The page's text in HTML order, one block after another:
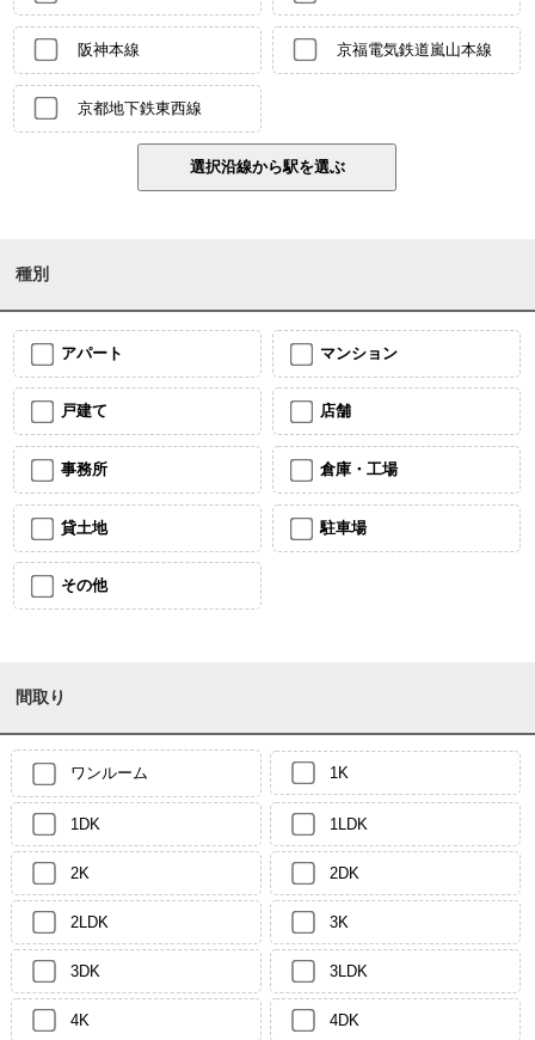
阪神本線 京福電気鉄道嵐山本線
京都地下鉄東西線
種別
アパート マンション
戸建て 店舗
事務所 倉庫・工場
貸土地 駐車場
その他
間取り
ワンルーム 1K
1DK 1LDK
2K 2DK
2LDK 3K
3DK 3LDK
4K 4DK